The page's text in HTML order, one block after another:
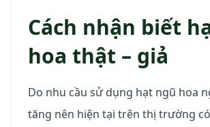
Cách nhận biết
hoa thật – giả
Do nhu cầu sử dụng hạt ngũ hoa
tăng nên hiện tại trên thị trường